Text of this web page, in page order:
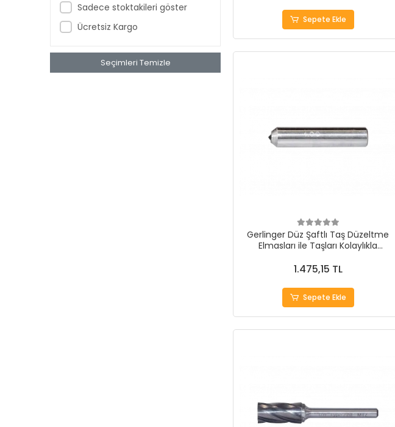
Sadece stoktakileri göster
Ücretsiz Kargo
Seçimleri Temizle
Sepete Ekle
Gerlinger Düz Şaftlı Taş Düzeltme
Elmasları ile Taşları Kolaylıkla
1.475,15 TL
Sepete Ekle